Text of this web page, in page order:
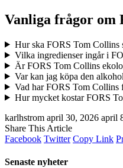
Vanliga frågor om
Hur ska FORS Tom Collins
Vilka ingredienser ingår i
Är FORS Tom Collins
Var kan jag köpa den
Vad har FORS Tom Collins
Hur mycket kostar FORS
karlhstrom april 30, 2026 april
Share This Article
Facebook Twitter Copy Link
Senaste nyheter